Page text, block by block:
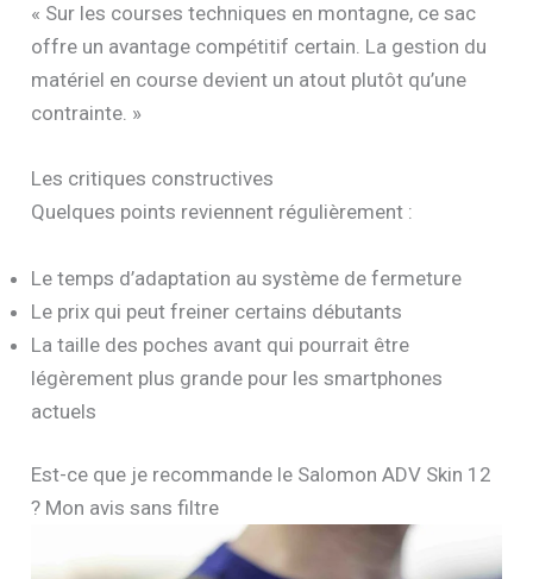
« Sur les courses techniques en montagne, ce sac
offre un avantage compétitif certain. La gestion du
matériel en course devient un atout plutôt qu’une
contrainte. »
Les critiques constructives
Quelques points reviennent régulièrement :
Le temps d’adaptation au système de fermeture
Le prix qui peut freiner certains débutants
La taille des poches avant qui pourrait être
légèrement plus grande pour les smartphones
actuels
Est-ce que je recommande le Salomon ADV Skin 12
? Mon avis sans filtre